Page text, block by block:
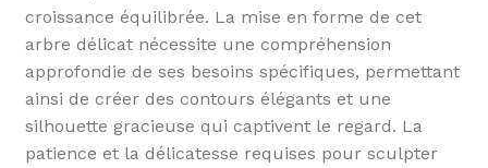
croissance équilibrée. La mise en forme de cet
arbre délicat nécessite une compréhension
approfondie de ses besoins spécifiques, permettant
ainsi de créer des contours élégants et une
silhouette gracieuse qui captivent le regard. La
patience et la délicatesse requises pour sculpter